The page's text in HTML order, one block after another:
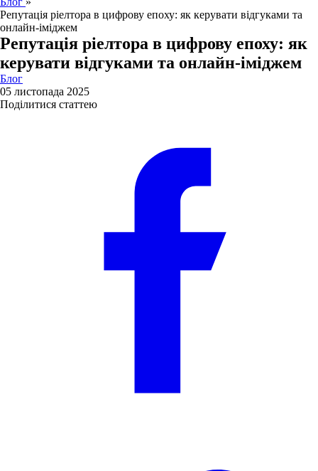
Репутація ріелтора в цифрову епоху: як керувати відгуками та
онлайн-іміджем
Репутація ріелтора в цифрову епоху: як
керувати відгуками та онлайн-іміджем
Блог
05 листопада 2025
Поділитися статтею